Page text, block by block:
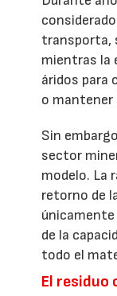
transporta,
mientras la
áridos para
o
Sin
sector
modelo. La
retorno de
de la
todo el
El residuo